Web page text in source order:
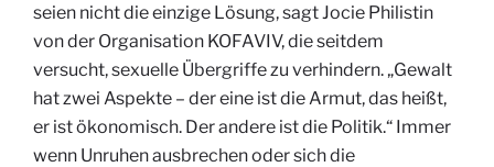
seien nicht die einzige Lösung, sagt Jocie Philistin
von der Organisation KOFAVIV, die seitdem
versucht, sexuelle Übergriffe zu verhindern. „Gewalt
hat zwei Aspekte – der eine ist die Armut, das heißt,
er ist ökonomisch. Der andere ist die Politik.“ Immer
wenn Unruhen ausbrechen oder sich die